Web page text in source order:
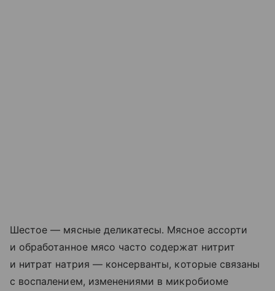
Шестое — мясные деликатесы. Мясное ассорти
и обработанное мясо часто содержат нитрит
и нитрат натрия — консерванты, которые связаны
с воспалением, изменениями в микробиоме